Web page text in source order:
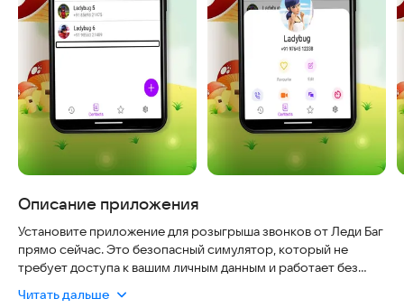
Описание приложения
Установите приложение для розыгрыша звонков от Леди Баг
прямо сейчас. Это безопасный симулятор, который не
требует доступа к вашим личным данным и работает без
друзьями без риска. Программа проста в использовании и
Читать дальше